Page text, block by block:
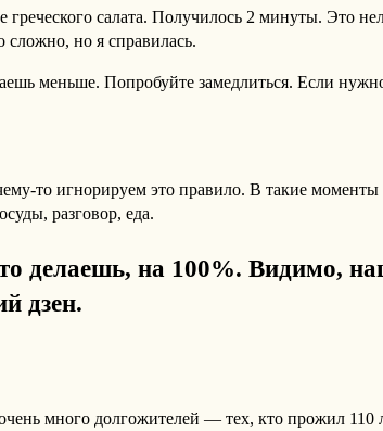
салата. Получилось 2 минуты. Это
сложно, но я справилась.
меньше. Попробуйте замедлиться. Если
то игнорируем это правило. В такие
разговор, еда.
делаешь, на 100%. Видимо,
дзен.
много долгожителей — тех, кто прожил